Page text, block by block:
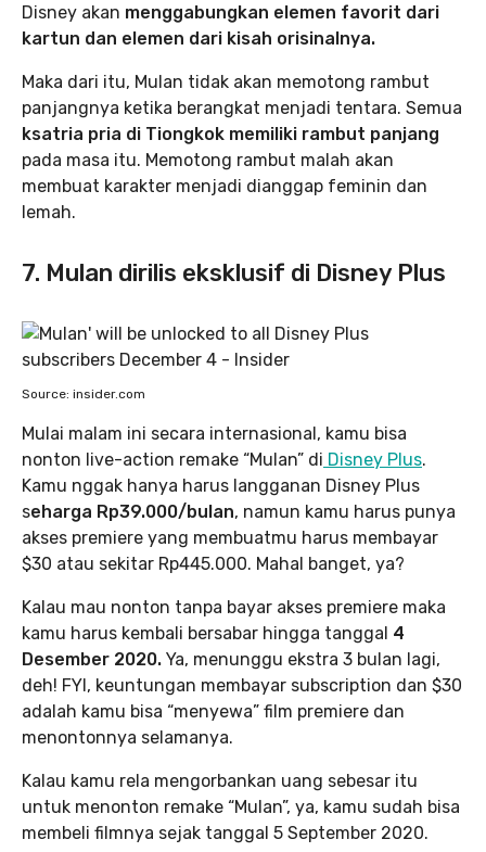
Disney akan menggabungkan elemen favorit dari
kartun dan elemen dari kisah orisinalnya.
Maka dari itu, Mulan tidak akan memotong rambut
panjangnya ketika berangkat menjadi tentara. Semua
ksatria pria di Tiongkok memiliki rambut panjang
pada masa itu. Memotong rambut malah akan
membuat karakter menjadi dianggap feminin dan
lemah.
7. Mulan dirilis eksklusif di Disney Plus
Source: insider.com
Mulai malam ini secara internasional, kamu bisa
nonton live-action remake “Mulan” di Disney Plus.
Kamu nggak hanya harus langganan Disney Plus
seharga Rp39.000/bulan, namun kamu harus punya
akses premiere yang membuatmu harus membayar
$30 atau sekitar Rp445.000. Mahal banget, ya?
Kalau mau nonton tanpa bayar akses premiere maka
kamu harus kembali bersabar hingga tanggal 4
Desember 2020. Ya, menunggu ekstra 3 bulan lagi,
deh! FYI, keuntungan membayar subscription dan $30
adalah kamu bisa “menyewa” film premiere dan
menontonnya selamanya.
Kalau kamu rela mengorbankan uang sebesar itu
untuk menonton remake “Mulan”, ya, kamu sudah bisa
membeli filmnya sejak tanggal 5 September 2020.